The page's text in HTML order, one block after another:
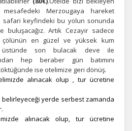
Merzougaya hareket
safari keyfindeki bu yolun sonunda
Artık Cezayir sadece
çölünün en güzel ve yüksek kum
üstünde son bulacak deve ile
hep beraber gün batımını
ise otelimize geri dönüş.
alınacak olup , tur ücretine
belirleyeceği yerde serbest zamanda
alınacak olup, tur ücretine